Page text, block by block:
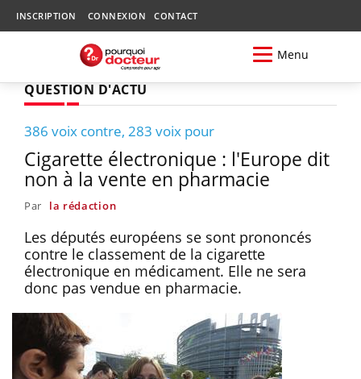
INSCRIPTION CONNEXION CONTACT
Menu
QUESTION D'ACTU
386 voix contre, 283 voix pour
Cigarette électronique : l'Europe dit
non à la vente en pharmacie
Par la rédaction
Les députés européens se sont prononcés
contre le classement de la cigarette
électronique en médicament. Elle ne sera
donc pas vendue en pharmacie.